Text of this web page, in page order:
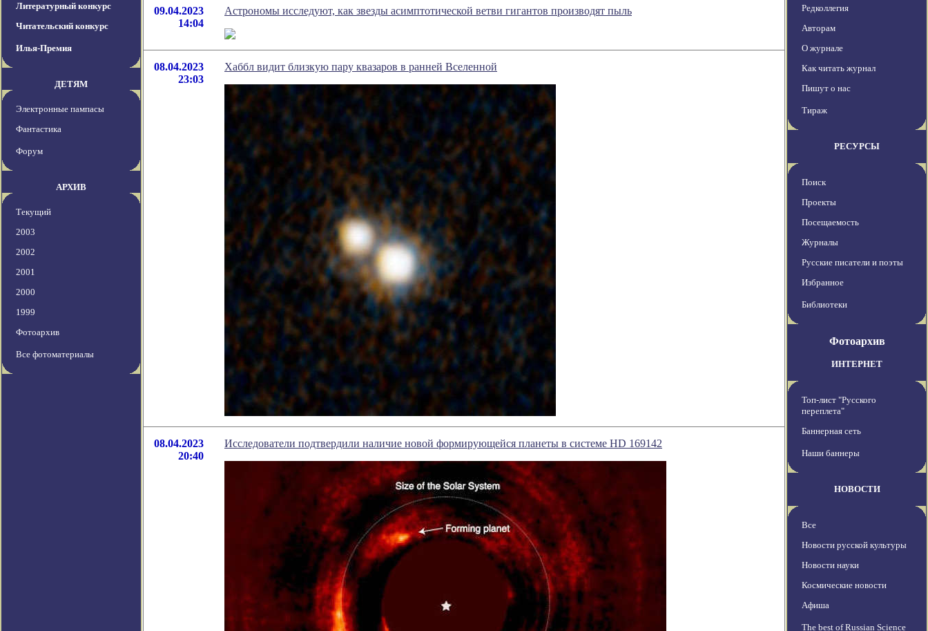
Литературный конкурс
Читательский конкурс
Илья-Премия
ДЕТЯМ
Электронные пампасы
Фантастика
Форум
АРХИВ
Текущий
2003
2002
2001
2000
1999
Фотоархив
Все фотоматериалы
09.04.2023
14:04
Астрономы исследуют, как звезды асимптотической ветви гигантов производят пыль
08.04.2023
23:03
Хаббл видит близкую пару квазаров в ранней Вселенной
08.04.2023
20:40
Исследователи подтвердили наличие новой формирующейся планеты в системе HD 169142
Редколлегия
Авторам
О журнале
Как читать журнал
Пишут о нас
Тираж
РЕСУРСЫ
Поиск
Проекты
Посещаемость
Журналы
Русские писатели и поэты
Избранное
Библиотеки
Фотоархив
ИНТЕРНЕТ
Топ-лист "Русского
переплета"
Баннерная сеть
Наши баннеры
НОВОСТИ
Все
Новости русской культуры
Новости науки
Космические новости
Афиша
The best of Russian Science